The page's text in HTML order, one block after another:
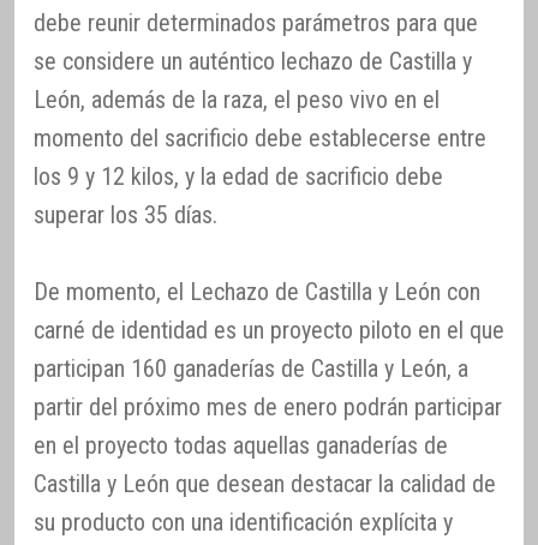
debe reunir determinados parámetros para que
se considere un auténtico lechazo de Castilla y
León, además de la raza, el peso vivo en el
momento del sacrificio debe establecerse entre
los 9 y 12 kilos, y la edad de sacrificio debe
superar los 35 días.
De momento, el Lechazo de Castilla y León con
carné de identidad es un proyecto piloto en el que
participan 160 ganaderías de Castilla y León, a
partir del próximo mes de enero podrán participar
en el proyecto todas aquellas ganaderías de
Castilla y León que desean destacar la calidad de
su producto con una identificación explícita y